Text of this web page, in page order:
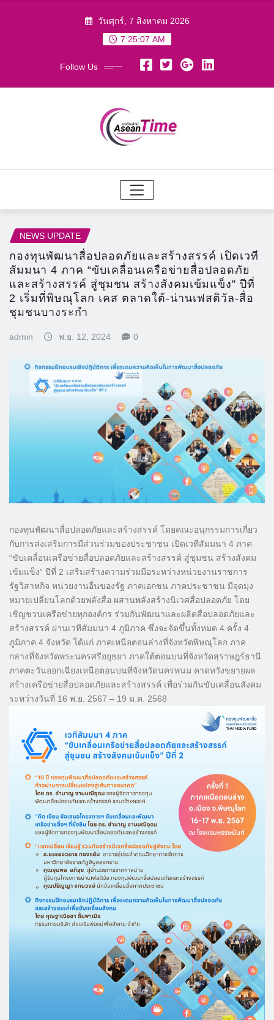
วันศุกร์, 7 สิงหาคม 2026
7:25:09 AM
Follow Us
NEWS UPDATE
กองทุนพัฒนาสื่อปลอดภัยและสร้างสรรค์ เปิดเวที
สัมมนา 4 ภาค “ขับเคลื่อนเครือข่ายสื่อปลอดภัย
และสร้างสรรค์ สู่ชุมชน สร้างสังคมเข้มแข็ง” ปีที่
2 เริ่มที่พิษณุโลก เคส ตลาดใต้-น่านเฟสติวัล-สื่อ
ชุมชนบางระกำ
admin พ.ย. 12, 2024 0
กองทุนพัฒนาสื่อปลอดภัยและสร้างสรรค์ โดยคณะอนุกรรมการเกี่ยว
กับการส่งเสริมการมีส่วนร่วมของประชาชน เปิดเวทีสัมมนา 4 ภาค
“ขับเคลื่อนเครือข่ายสื่อปลอดภัยและสร้างสรรค์ สู่ชุมชน สร้างสังคม
เข้มแข็ง” ปีที่ 2 เสริมสร้างความร่วมมือระหว่างหน่วยงานราชการ
รัฐวิสาหกิจ หน่วยงานอื่นของรัฐ ภาคเอกชน ภาคประชาชน มีจุดมุ่ง
หมายเปลี่ยนโลกด้วยพลังสื่อ ผสานพลังสร้างนิเวศสื่อปลอดภัย โดย
เชิญชวนเครือข่ายทุกองค์กร ร่วมกันพัฒนาและผลิตสื่อปลอดภัยและ
สร้างสรรค์ ผ่านเวทีสัมมนา 4 ภูมิภาค ซึ่งจะจัดขึ้นทั้งหมด 4 ครั้ง 4
ภูมิภาค 4 จังหวัด ได้แก่ ภาคเหนือตอนล่างที่จังหวัดพิษณุโลก ภาค
กลางที่จังหวัดพระนครศรีอยุธยา ภาคใต้ตอนบนที่จังหวัดสุราษฎร์ธานี
ภาคตะวันออกเฉียงเหนือตอนบนที่จังหวัดนครพนม คาดหวังขยายผล
สร้างเครือข่ายสื่อปลอดภัยและสร้างสรรค์ เพื่อร่วมกันขับเคลื่อนสังคม
ระหว่างวันที่ 16 พ.ย. 2567 – 19 ม.ค. 2568